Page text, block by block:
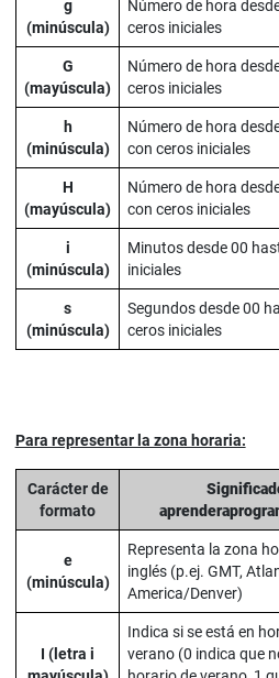
g
(minúscula)
Número de hora
ceros iniciales
G
(mayúscula)
Número de hora
ceros iniciales
h
(minúscula)
Número de hora
con ceros iniciales
H
(mayúscula)
Número de hora
con ceros iniciales
i
(minúscula)
Minutos desde 00
iniciales
s
(minúscula)
Segundos desde 00
ceros iniciales
Para representar la zona horaria:
Carácter de
formato
e
(minúscula)
Representa la zona
inglés (p.ej. GMT,
America/Denver)
I (letra i
Indica si se está en
verano (0 indica que